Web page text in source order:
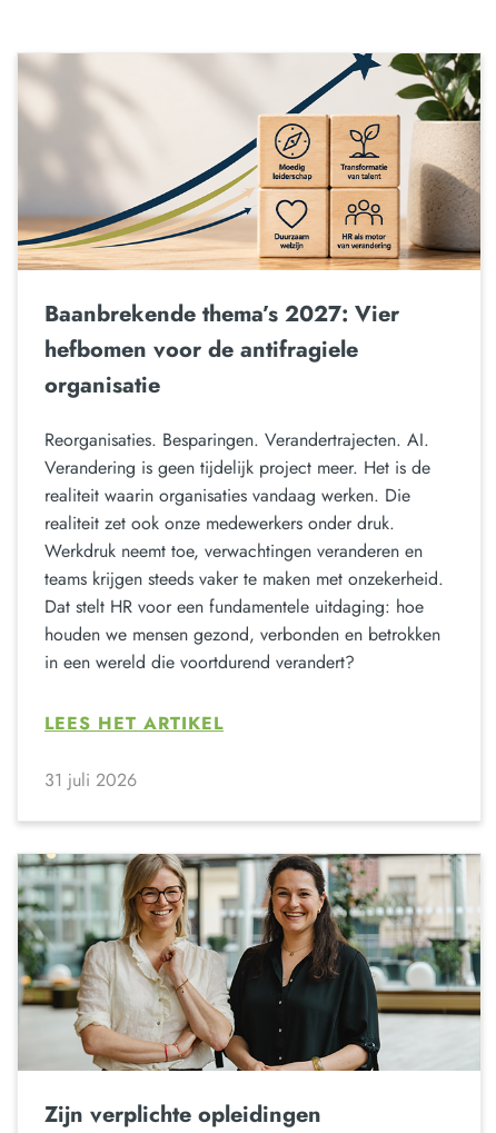
Baanbrekende thema’s 2027: Vier
hefbomen voor de antifragiele
organisatie
Reorganisaties. Besparingen. Verandertrajecten. AI.
Verandering is geen tijdelijk project meer. Het is de
realiteit waarin organisaties vandaag werken. Die
realiteit zet ook onze medewerkers onder druk.
Werkdruk neemt toe, verwachtingen veranderen en
teams krijgen steeds vaker te maken met onzekerheid.
Dat stelt HR voor een fundamentele uitdaging: hoe
houden we mensen gezond, verbonden en betrokken
in een wereld die voortdurend verandert?
LEES HET ARTIKEL
31 juli 2026
Zijn verplichte opleidingen